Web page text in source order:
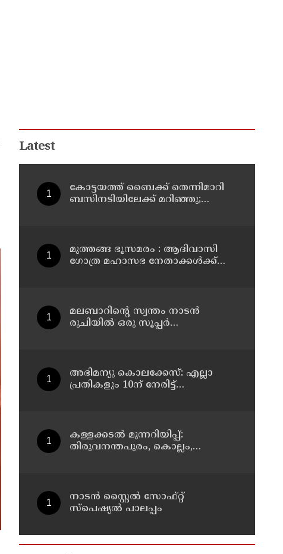
Latest
കോട്ടയത്ത്‌ ബൈക്ക് തെന്നിമാറി
ബസിനടിയിലേക്ക് മറിഞ്ഞു;
മുത്തങ്ങ ഭൂസമരം : ആദിവാസി
ഗോത്ര മഹാസഭ നേതാക്കൾക്ക്
ഹൈകോടതി
മലബാറിന്റെ സ്വന്തം നാടൻ
രുചിയിൽ ഒരു സൂപ്പർ
അഭിമന്യു കൊലക്കേസ്: എല്ലാ
പ്രതികളും 10ന്‌ നേരിട്ട്‌
കള്ളക്കടൽ മുന്നറിയിപ്പ്:
തിരുവനന്തപുരം, കൊല്ലം,
നാടൻ സ്റ്റൈൽ സോഫ്റ്റ്
സ്പെഷ്യൽ പാലപ്പം